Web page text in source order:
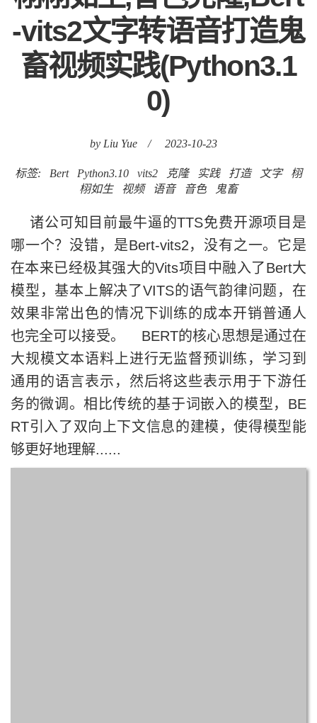
-vits2文字转语音打造鬼
畜视频实践(Python3.1
0)
by Liu Yue / 2023-10-23
标签: Bert Python3.10 vits2 克隆 实践 打造 文字
栩
栩如生
视频 语音 音色 鬼畜
诸公可知目前最牛逼的TTS免费开源项目是
哪一个？没错，是Bert-vits2，没有之一。它是
在本来已经极其强大的Vits项目中融入了Bert大
模型，基本上解决了VITS的语气韵律问题，在
效果非常出色的情况下训练的成本开销普通人
也完全可以接受。 BERT的核心思想是通过在
大规模文本语料上进行无监督预训练，学习到
通用的语言表示，然后将这些表示用于下游任
务的微调。相比传统的基于词嵌入的模型，BE
RT引入了双向上下文信息的建模，使得模型能
够更好地理解......